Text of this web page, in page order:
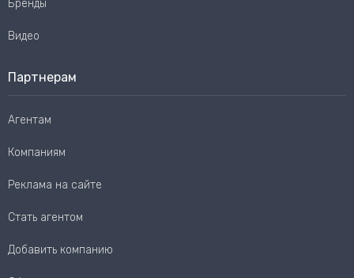
Бренды
Видео
Партнерам
Агентам
Компаниям
Реклама на сайте
Стать агентом
Добавить компанию